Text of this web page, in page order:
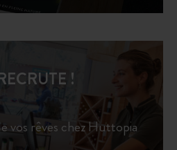
!
vos rêves chez Huttopia